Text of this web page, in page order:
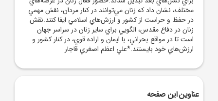
مختلف، نشان داد که زنان مي‌توانند در کنار مردان، نقش مهمي
در حفظ و حراست از کشور و ارزش‌هاي اسلامي ايفا کنند.نقش
زنان در دفاع مقدس، الگويي براي ساير زنان در سراسر جهان
است تا در مواقع بحراني، با ايمان و اراده قوي، در کنار کشور و
ارزش‌هاي خود بايستند.*علي اعظم اصغري قاجار
عناوین این صفحه